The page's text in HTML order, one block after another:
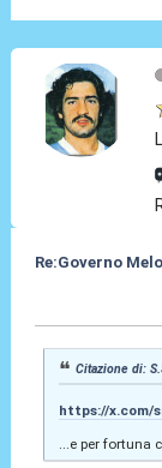
Re:Governo
Citazione di:
https://x.com/
...e per fortuna